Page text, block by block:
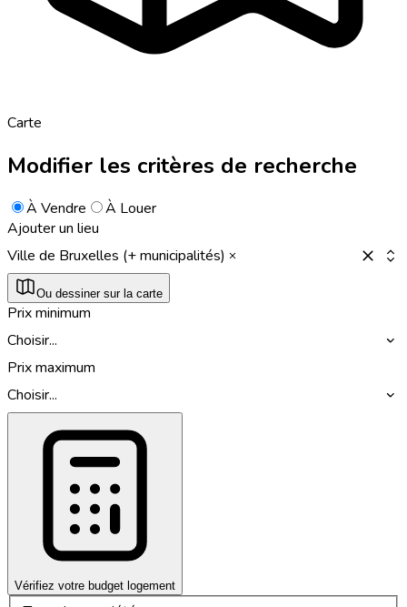
Carte
Modifier les critères de recherche
À Vendre
À Louer
Ajouter un lieu
Ville de Bruxelles (+ municipalités)
Ou dessiner sur la carte
Prix minimum
Choisir...
Prix maximum
Choisir...
Vérifiez votre budget logement